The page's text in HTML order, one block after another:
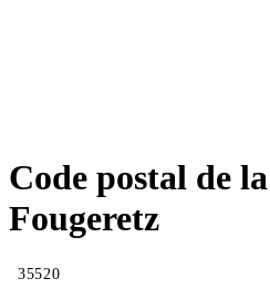
Code postal de
Fougeretz
35520